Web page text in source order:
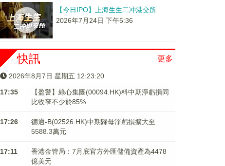
【今日IPO】上海生生二冲港交所
2026年7月24日 下午5:36
更多
快訊
2026年8月7日 星期五 12:23:20
17:35
【盈警】綠心集團(00094.HK)料中期淨虧損同
比收窄不少於85%
17:26
德適-B(02526.HK)中期歸母淨虧損擴大至
5588.3萬元
17:11
香港金管局：7月底官方外匯儲備資產為4478
億美元